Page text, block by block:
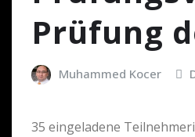
Prüfung
Muhammed Kocer
35 eingeladene